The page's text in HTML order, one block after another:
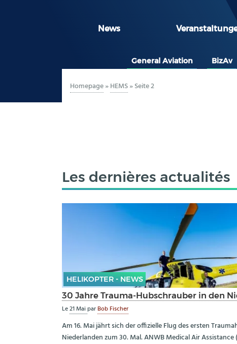
News
General Aviation BizAv
Homepage»HEMS»Seite 2
Les dernières actualités
HELIKOPTER - NEWS
30 Jahre Trauma-Hubschrauber in den
Le21 Mai parBob Fischer
Am 16. Mai jährt sich der offizielle Flug des ersten
Niederlanden zum 30. Mal. ANWB Medical Air